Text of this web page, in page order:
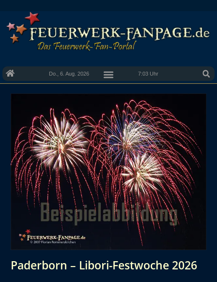
Do., 6. Aug. 2026 7:03 Uhr
Paderborn – Libori-Festwoche 2026